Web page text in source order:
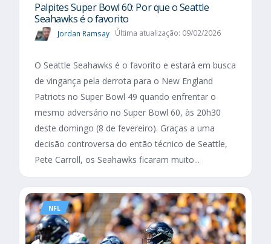
Palpites Super Bowl 60: Por que o Seattle
Seahawks é o favorito
Jordan Ramsay Última atualização: 09/02/2026
O Seattle Seahawks é o favorito e estará em busca
de vingança pela derrota para o New England
Patriots no Super Bowl 49 quando enfrentar o
mesmo adversário no Super Bowl 60, às 20h30
deste domingo (8 de fevereiro). Graças a uma
decisão controversa do então técnico de Seattle,
Pete Carroll, os Seahawks ficaram muito...
NFL